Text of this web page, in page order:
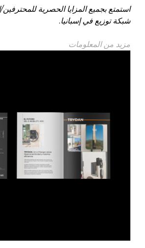
استمتع بجميع المزايا الحصرية للمحترفين/
شبكة توزيع في إسبانيا.
مزيد من المعلومات